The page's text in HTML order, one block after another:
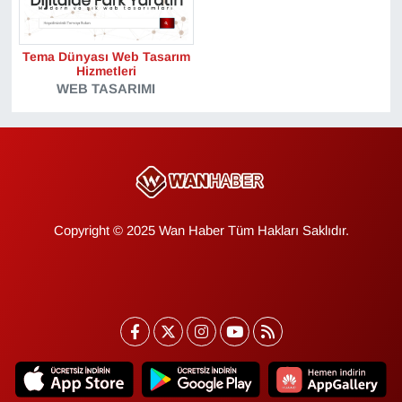
Tema Dünyası Web Tasarım
Hizmetleri
WEB TASARIMI
Copyright © 2025 Wan Haber Tüm Hakları Saklıdır.
Gündem
Haber
HABERDE İNSAN
Kadın
Kim Kimdir?
Kültür & Sanat